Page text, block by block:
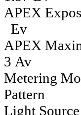
APEX
Ev
APEX
3 Av
Metering
Pattern
Light Source